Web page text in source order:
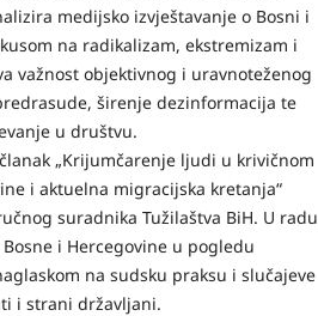
medijsko izvještavanje o Bosni i
na radikalizam, ekstremizam i
važnost objektivnog i uravnoteženog
širenje dezinformacija te
u društvu.
„Krijumčarenje ljudi u krivičnom
i aktuelna migracijska kretanja“
suradnika Tužilaštva BiH. U radu
i Hercegovine u pogledu
na sudsku praksu i slučajeve
i strani državljani.